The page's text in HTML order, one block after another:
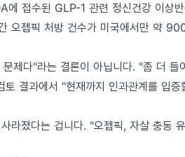
접수된 GLP-1 관련 정신건강 이상
오젭픽 처방 건수가 미국에서만 약
다"라는 결론이 아닙니다. "좀 더 들
결과에서 "현재까지 인과관계를 입증
라졌다는 겁니다. "오젭픽, 자살 충동